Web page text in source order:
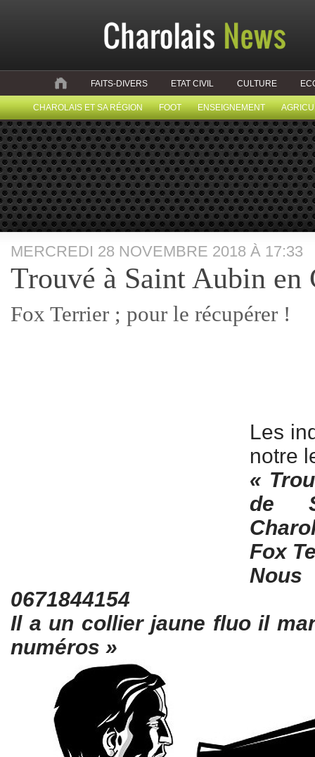
FAITS-DIVERS ETAT CIVIL CULTURE
CHAROLAIS ET SA RÉGION FOOT ENSEIGNEMENT
MERCREDI 28 NOVEMBRE 2018 À 17:33
Trouvé à Saint Aubin en
Fox Terrier ; pour le récupérer !
Les
notre
«
de
Fox
0671844154
Il a un collier jaune fluo il
numéros »